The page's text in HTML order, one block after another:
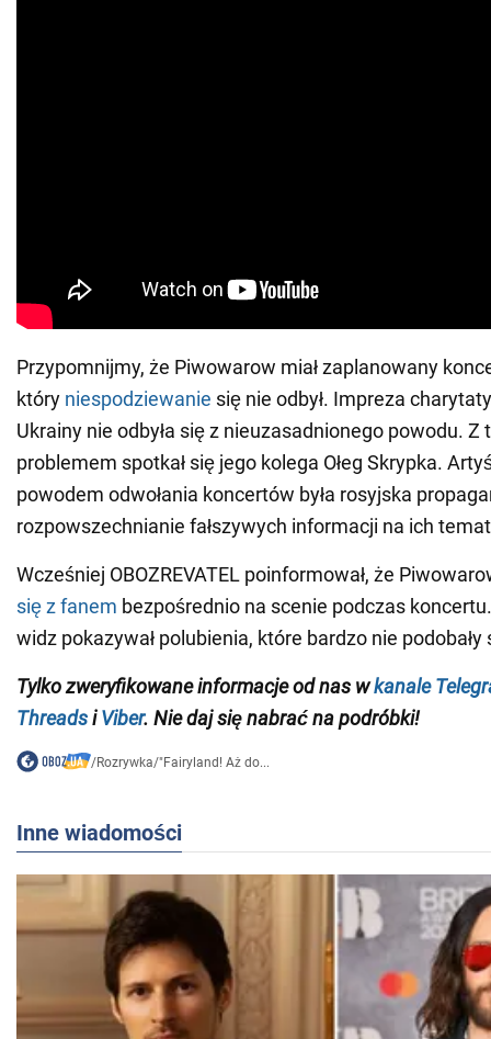
Przypomnijmy, że Piwowarow miał zaplanowany
który niespodziewanie się nie odbył. Impreza
Ukrainy nie odbyła się z nieuzasadnionego powodu. Z
problemem spotkał się jego kolega Ołeg Skrypka.
powodem odwołania koncertów była rosyjska
rozpowszechnianie fałszywych informacji na ich
Wcześniej OBOZREVATEL poinformował, że
się z fanem bezpośrednio na scenie podczas
widz pokazywał polubienia, które bardzo nie podobały
Tylko zweryfikowane informacje od nas wkanale
ThreadsiViber. Nie daj się nabrać na podróbki!
/Rozrywka/"Fairyland! Aż do...
Inne wiadomości